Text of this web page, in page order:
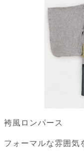
袴風ロンパース
フォーマルな雰囲気